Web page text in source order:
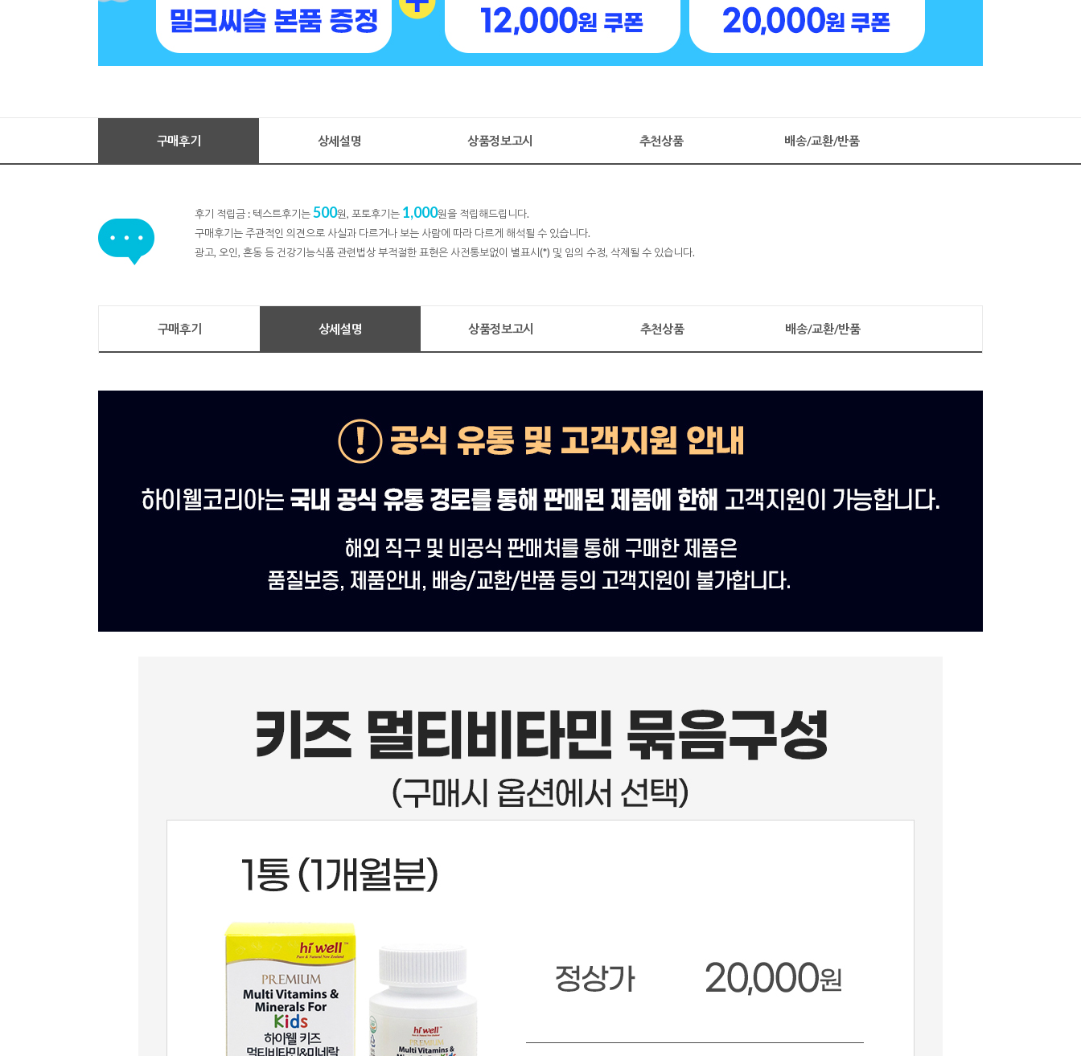
구매후기 상세설명 상품정보고시 추천상품 배송/교환/반품
후기 적립금 : 텍스트후기는500원, 포토후기는 1,000원을 적립해드립니다.
구매후기는 주관적인 의견으로 사실과 다르거나 보는 사람에 따라 다르게 해석될 수 있습니다.
광고, 오인, 혼동 등 건강기능식품 관련법상 부적절한 표현은 사전통보없이 별표시(*) 및 임의 수정, 삭제될 수 있습니다.
구매후기 상세설명 상품정보고시 추천상품 배송/교환/반품